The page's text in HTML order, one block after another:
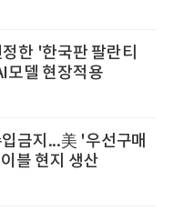
한 '한국판 팔란티
모델 현장적용
금지...美 '우선구매
블 현지 생산